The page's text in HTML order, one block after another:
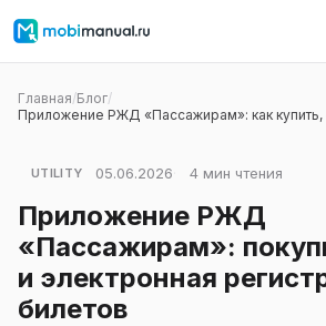
Главная/Блог/
Приложение РЖД «Пассажирам»: как купить,
UTILITY 05.06.2026 4 мин чтения
Приложение РЖД
«Пассажирам»:
и электронная
билетов